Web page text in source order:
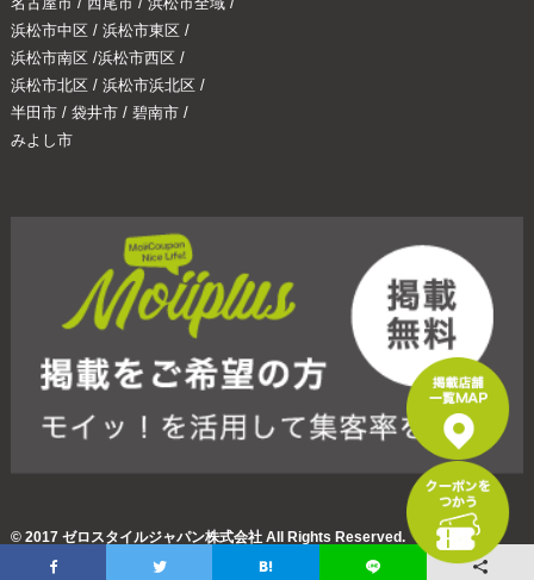
浜松市中区 / 浜松市東区 /
浜松市南区 /浜松市西区 /
浜松市北区 / 浜松市浜北区 /
半田市/ 袋井市/ 碧南市/
みよし市
© 2017 ゼロスタイルジャパン株式会社 All Rights Reserved.